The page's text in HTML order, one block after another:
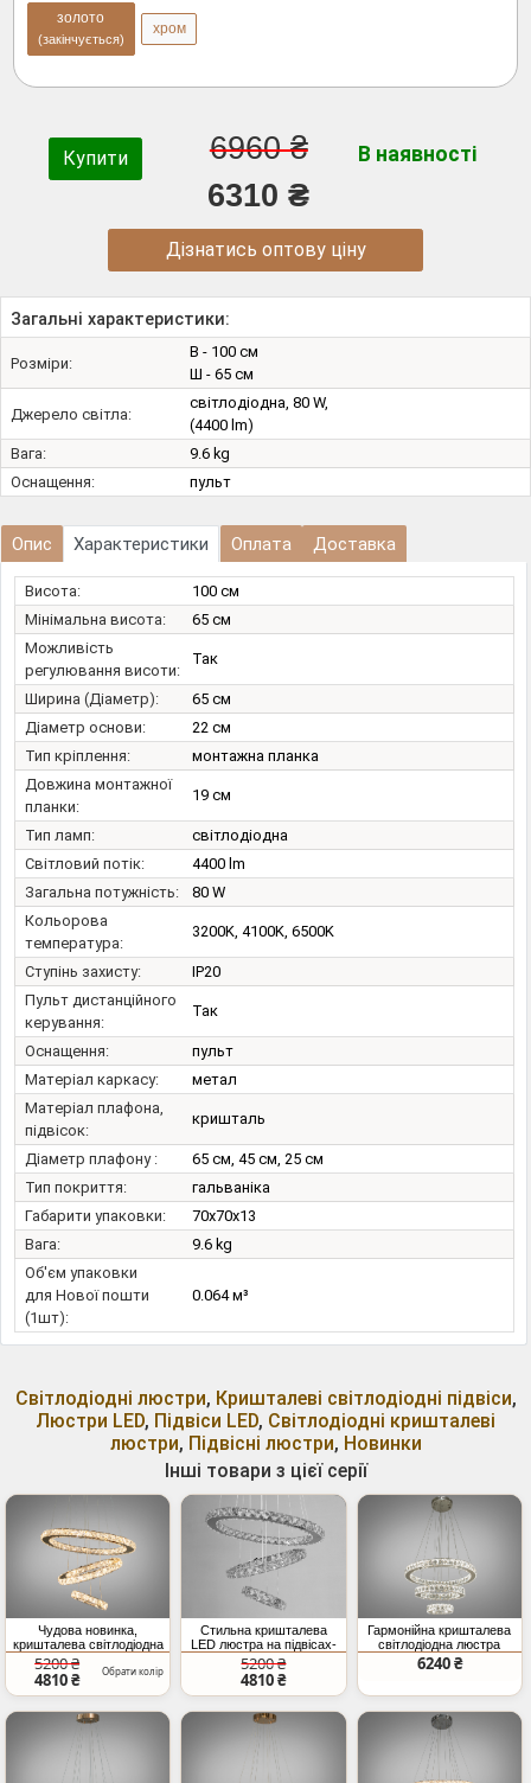
золото
(закінчується)
хром
Купити
6960 ₴
6310 ₴
В наявності
Дізнатись оптову ціну
Загальні характеристики:
Розміри:
В - 100 см
Ш - 65 см
Джерело світла:
світлодіодна, 80 W,
(4400 lm)
Вага:
9.6 kg
Оснащення:
пульт
Опис Характеристики Оплата Доставка
Висота:
100 см
Мінімальна висота:
65 см
Можливість
регулювання висоти:
Так
Ширина (Діаметр):
65 см
Діаметр основи:
22 см
Тип кріплення:
монтажна планка
Довжина монтажної
планки:
19 см
Тип ламп:
світлодіодна
Світловий потік:
4400 lm
Загальна потужність:
80 W
Кольорова
температура:
3200K, 4100K, 6500K
Ступінь захисту:
IP20
Пульт дистанційного
керування:
Так
Оснащення:
пульт
Матеріал каркасу:
метал
Матеріал плафона,
підвісок:
кришталь
Діаметр плафону :
65 см, 45 см, 25 см
Тип покриття:
гальваніка
Габарити упаковки:
70x70x13
Вага:
9.6 kg
Об'єм упаковки
для Нової пошти
(1шт):
0.064 м³
Світлодіодні люстри, Кришталеві світлодіодні підвіси,
Люстри LED, Підвіси LED, Світлодіодні кришталеві
люстри, Підвісні люстри, Новинки
Інші товари з цієї серії
Чудова новинка,
кришталева світлодіодна
люстра кільця, 60W,
золото
5200 ₴
4810 ₴ Обрати колір
Стильна кришталева
LED люстра на підвісах-
тросах, 60W, хром
5200 ₴
4810 ₴
Гармонійна кришталева
світлодіодна люстра
підвісна, 66Вт, хром
6240 ₴